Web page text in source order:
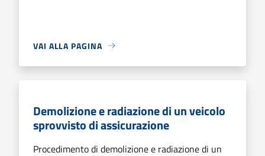
VAI ALLA PAGINA
Demolizione e radiazione di un veicolo
sprovvisto di assicurazione
Procedimento di demolizione e radiazione di un